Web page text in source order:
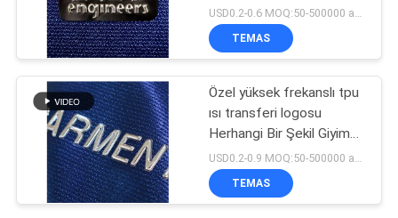
Renkli TPU Isı TransferiUSD0.2-0.6 MOQ:50-500000 adet
TEMAS
Özel yüksek frekanslı tpu
ısı transferi logosu
Herhangi Bir Şekil Giyim
Ayakkabısı Üniforma Spor
Giysi Oyuncaklar El
çantaları için 3D TPU
USD0.2-0.9 MOQ:50-500000 adet
TEMAS